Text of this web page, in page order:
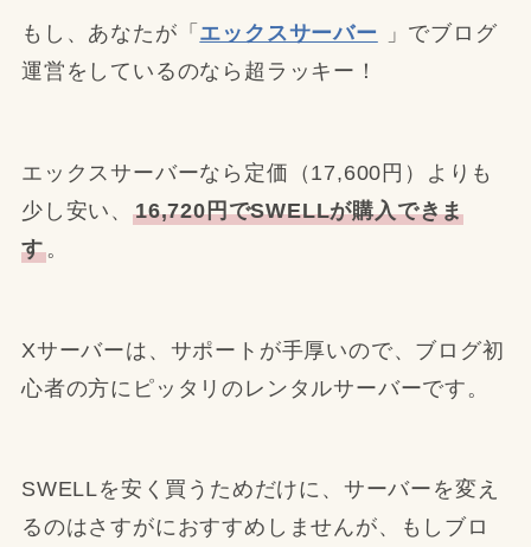
もし、あなたが「 エックスサーバー
」でブログ
運営をしているのなら超ラッキー！
エックスサーバーなら定価（17,600円）よりも
少し安い、 16,720円でSWELLが購入できま
す。
Xサーバーは、サポートが手厚いので、ブログ初
心者の方にピッタリのレンタルサーバーです。
SWELLを安く買うためだけに、サーバーを変え
るのはさすがにおすすめしませんが、もしブロ